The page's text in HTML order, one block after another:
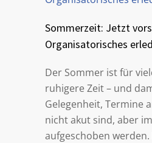
Sommerzeit: Jetzt
Organisatorisches
Der Sommer ist für
ruhigere Zeit – und
Gelegenheit, Termine
nicht akut sind, aber
aufgeschoben werden.